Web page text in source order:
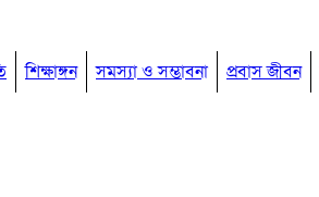
শিক্ষাঙ্গন সমস্যা ও সম্ভাবনা প্রবাস জীবন